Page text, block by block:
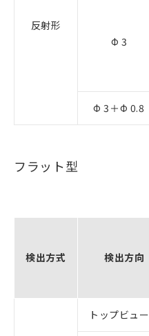
反射形
Φ 3
Φ 3＋Φ 0.8
フラット型
検出方式 検出方向
トップビュー